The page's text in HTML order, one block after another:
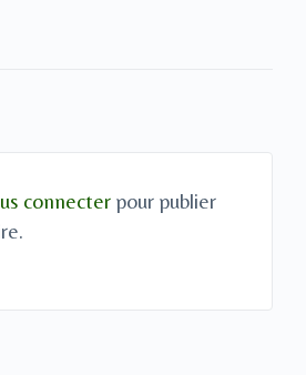
connecter pour publier